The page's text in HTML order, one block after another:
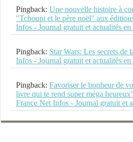
Pingback:Une nouvelle histoire à
"Tchoupi et le père noël" aux
Infos - Journal gratuit et actualités en
Pingback: Star Wars: Les secrets de
Infos - Journal gratuit et actualités en
Pingback:Favoriser le bonheur de
livre qui te rend super méga
France Net Infos - Journal gratuit et